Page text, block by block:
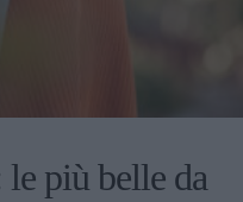
più belle da